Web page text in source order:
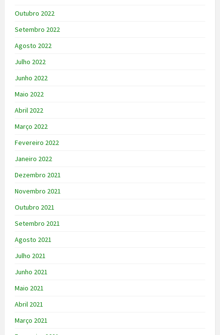
Outubro 2022
Setembro 2022
Agosto 2022
Julho 2022
Junho 2022
Maio 2022
Abril 2022
Março 2022
Fevereiro 2022
Janeiro 2022
Dezembro 2021
Novembro 2021
Outubro 2021
Setembro 2021
Agosto 2021
Julho 2021
Junho 2021
Maio 2021
Abril 2021
Março 2021